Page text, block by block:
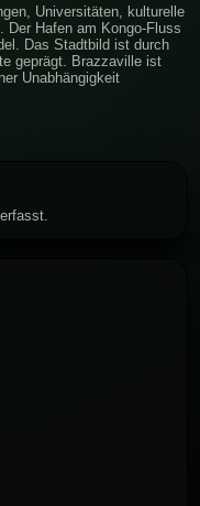
Universitäten, kulturelle
Der Hafen am Kongo-Fluss
Das Stadtbild ist durch
geprägt. Brazzaville ist
Unabhängigkeit